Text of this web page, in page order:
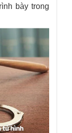
bày trong